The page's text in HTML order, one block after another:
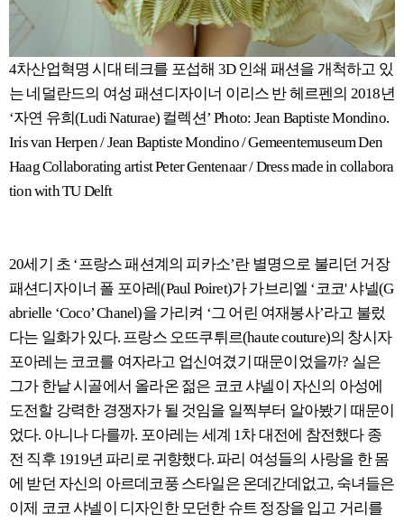
4차산업혁명 시대 테크를 포섭해 3D 인쇄 패션을 개척하고 있
는 네덜란드의 여성 패션디자이너 이리스 반 헤르펜의 2018년
‘자연 유희(Ludi Naturae) 컬렉션’ Photo: Jean Baptiste Mondino.
Iris van Herpen / Jean Baptiste Mondino / Gemeentemuseum Den
Haag Collaborating artist Peter Gentenaar / Dress made in collabora
tion with TU Delft
20세기 초 ‘프랑스 패션계의 피카소’란 별명으로 불리던 거장
패션디자이너 폴 포아레(Paul Poiret)가 가브리엘 ‘코코' 샤넬(G
abrielle ‘Coco’ Chanel)을 가리켜 ‘그 어린 여재봉사’라고 불렀
다는 일화가 있다. 프랑스 오뜨쿠튀르(haute couture)의 창시자
포아레는 코코를 여자라고 업신여겼기 때문이었을까? 실은
그가 한낱 시골에서 올라온 젊은 코코 샤넬이 자신의 아성에
도전할 강력한 경쟁자가 될 것임을 일찍부터 알아봤기 때문이
었다. 아니나 다를까. 포아레는 세계 1차 대전에 참전했다 종
전 직후 1919년 파리로 귀향했다. 파리 여성들의 사랑을 한 몸
에 받던 자신의 아르데코풍 스타일은 온데간데없고, 숙녀들은
이제 코코 샤넬이 디자인한 모던한 슈트 정장을 입고 거리를